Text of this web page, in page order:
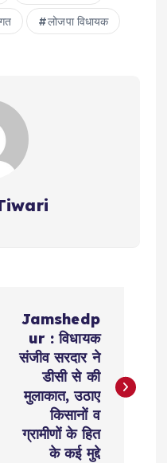
लोजपा विधायक
Jamshedp
ur : विधायक
संजीव सरदार ने
डीसी से की
मुलाकात, उठाए
किसानों व
ग्रामीणों के हित
के कई मुद्दे